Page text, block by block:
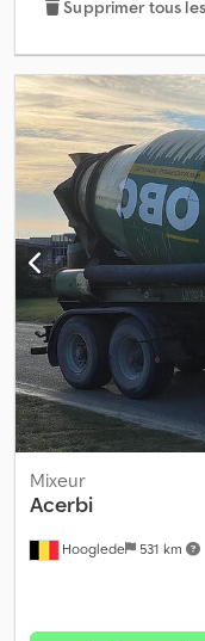
Supprimer tous
Hooglede 531 km
Mixeur
Acerbi